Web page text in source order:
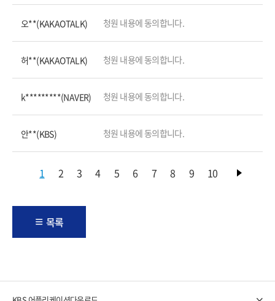
오**(KAKAOTALK) 청원 내용에 동의합니다.
허**(KAKAOTALK) 청원 내용에 동의합니다.
k*********(NAVER) 청원 내용에 동의합니다.
안**(KBS) 청원 내용에 동의합니다.
1 2 3 4 5 6 7 8 9 10 다음
목록